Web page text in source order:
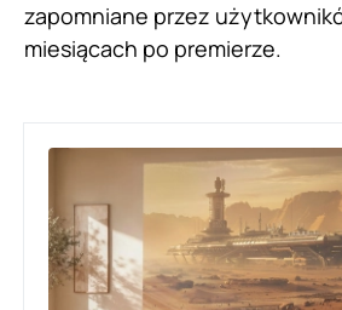
zapomniane przez
miesiącach po premierze.